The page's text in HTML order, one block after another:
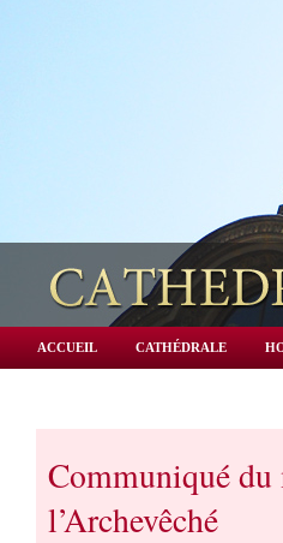
ACCUEIL CATHÉDRALE
Communiqué du
l’Archevêché